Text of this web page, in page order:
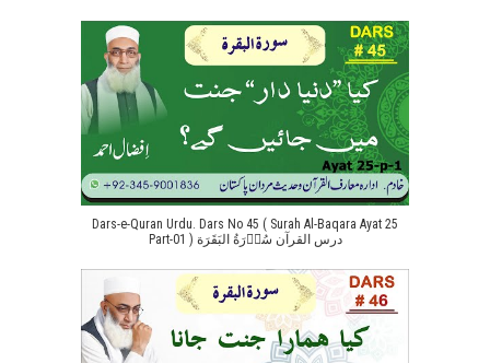
Dars-e-Quran Urdu. Dars No 45 ( Surah Al-Baqara Ayat 25
Part-01 ) درس القرآن سُوۡرَةُ البَقَرَة